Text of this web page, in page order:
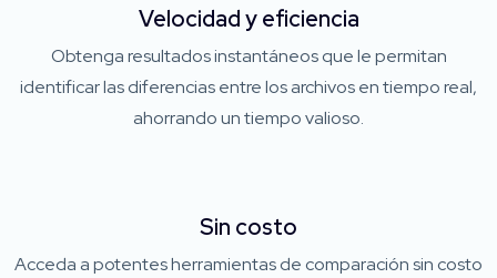
Velocidad y eficiencia
Obtenga resultados instantáneos que le permitan
identificar las diferencias entre los archivos en tiempo real,
ahorrando un tiempo valioso.
Sin costo
Acceda a potentes herramientas de comparación sin costo